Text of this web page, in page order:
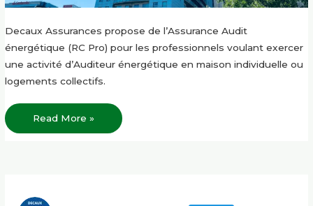
Decaux Assurances propose de l’Assurance Audit
énergétique (RC Pro) pour les professionnels voulant exercer
une activité d’Auditeur énergétique en maison individuelle ou
logements collectifs.
Read More »